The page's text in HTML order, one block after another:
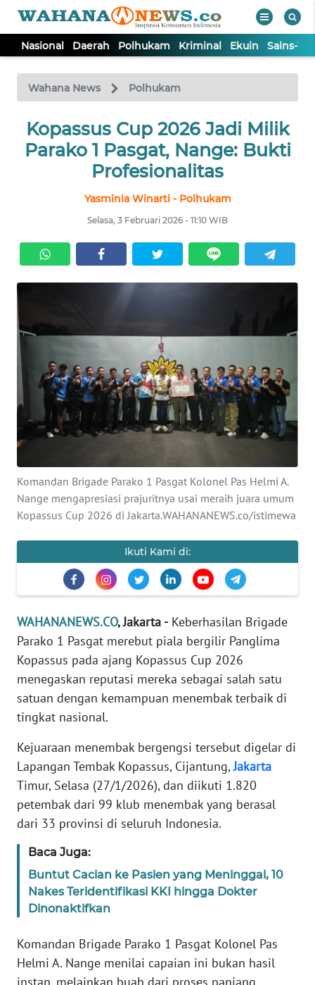
Nasional Daerah Polhukam Kriminal Ekuin Sains-
Wahana News Polhukam
Kopassus Cup 2026 Jadi Milik
Parako 1 Pasgat, Nange: Bukti
Profesionalitas
Yasminia Winarti - Polhukam
Selasa, 3 Februari 2026 - 11:10 WIB
Komandan Brigade Parako 1 Pasgat Kolonel Pas Helmi A.
Nange mengapresiasi prajuritnya usai meraih juara umum
Kopassus Cup 2026 di Jakarta.WAHANANEWS.co/istimewa
Ikuti Kami di:
WAHANANEWS.CO, Jakarta -Keberhasilan Brigade
Parako 1 Pasgat merebut piala bergilir Panglima
Kopassus pada ajang Kopassus Cup 2026
menegaskan reputasi mereka sebagai salah satu
satuan dengan kemampuan menembak terbaik di
tingkat nasional.
Kejuaraan menembak bergengsi tersebut digelar di
Lapangan Tembak Kopassus, Cijantung,Jakarta
Timur, Selasa (27/1/2026), dan diikuti 1.820
petembak dari 99 klub menembak yang berasal
dari 33 provinsi di seluruh Indonesia.
Baca Juga:
Buntut Cacian ke Pasien yang Meninggal, 10
Nakes Teridentifikasi KKI hingga Dokter
Dinonaktifkan
Komandan Brigade Parako 1 Pasgat Kolonel Pas
Helmi A. Nange menilai capaian ini bukan hasil
TV
Tutup
NASIONAL
KRIMINAL
EKUIN
SAINS-TEKNO
KESEHATAN
INTERNASIONAL
SERBA-SERBI
PENDIDIKAN
OLAHRAGA
OPINI
EDITORIAL
Informasi
INDEKS
BERITA
KONTAK
INFO
IKLAN
TENTANG
PEDOMAN
MEDIA
SIBER
REDAKSI
KARIR